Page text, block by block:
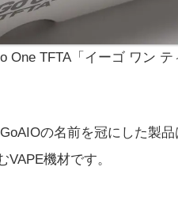
One TFTA「イーゴ ワン テ
の名前を冠にした製品
機材です。